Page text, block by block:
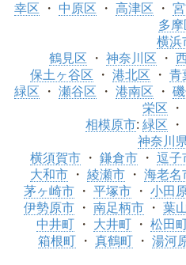
幸区
中原区 高津区
多摩
横浜
鶴見区
神奈川区
保土ヶ谷区
港北区 青
緑区
瀬谷区 港南区
栄区
相模原市: 緑区
神奈川
横須賀市
鎌倉市 逗子
大和市
綾瀬市 海老名
茅ヶ崎市
平塚市 小田
伊勢原市
南足柄市 葉
中井町
大井町 松田
箱根町
真鶴町 湯河